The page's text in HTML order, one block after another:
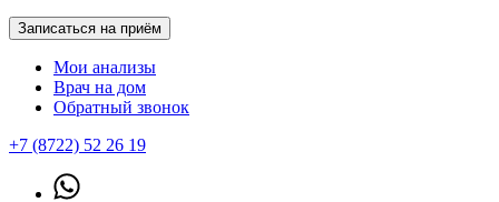
Записаться на приём
Мои анализы
Врач на дом
Обратный звонок
+7 (8722) 52 26 19